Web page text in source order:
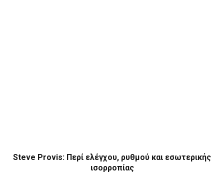
Steve Provis: Περί ελέγχου, ρυθμού και εσωτερικής
ισορροπίας